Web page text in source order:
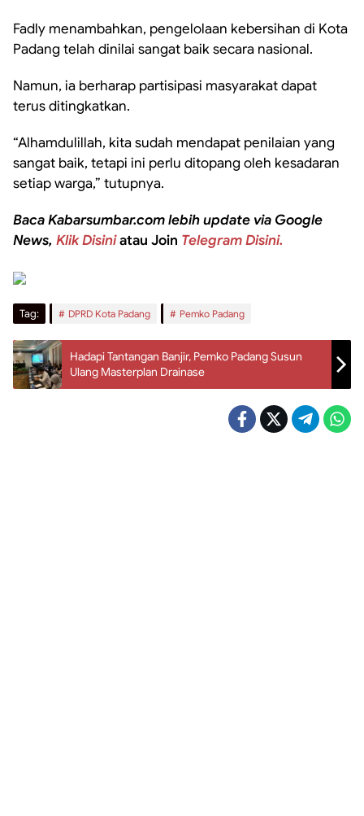
Fadly menambahkan, pengelolaan kebersihan di Kota
Padang telah dinilai sangat baik secara nasional.
Namun, ia berharap partisipasi masyarakat dapat
terus ditingkatkan.
“Alhamdulillah, kita sudah mendapat penilaian yang
sangat baik, tetapi ini perlu ditopang oleh kesadaran
setiap warga,” tutupnya.
Baca Kabarsumbar.com lebih update via Google
News, Klik Disiniatau Join Telegram Disini.
Tag: DPRD Kota Padang Pemko Padang
Hadapi Tantangan Banjir, Pemko Padang Susun
Ulang Masterplan Drainase